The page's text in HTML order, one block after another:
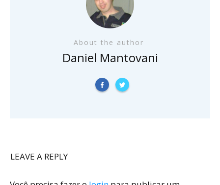
About the author
Daniel Mantovani
LEAVE A REPLY